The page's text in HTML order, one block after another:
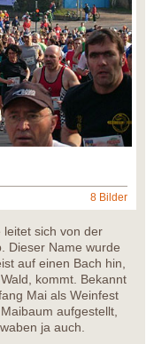
8 Bilder
leitet sich von der
Dieser Name wurde
auf einen Bach hin,
kommt. Bekannt
Mai als Weinfest
aufgestellt,
ja auch.